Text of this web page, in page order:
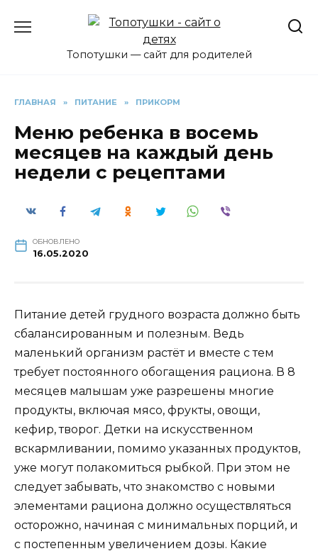
Топотушки — сайт для родителей
ГЛАВНАЯ » ПИТАНИЕ » ПРИКОРМ
Меню ребенка в восемь
месяцев на каждый день
недели с рецептами
ОБНОВЛЕНО
16.05.2020
Питание детей грудного возраста должно быть
сбалансированным и полезным. Ведь
маленький организм растёт и вместе с тем
требует постоянного обогащения рациона. В 8
месяцев малышам уже разрешены многие
продукты, включая мясо, фрукты, овощи,
кефир, творог. Детки на искусственном
вскармливании, помимо указанных продуктов,
уже могут полакомиться рыбкой. При этом не
следует забывать, что знакомство с новыми
элементами рациона должно осуществляться
осторожно, начиная с минимальных порций, и
с постепенным увеличением дозы. Какие